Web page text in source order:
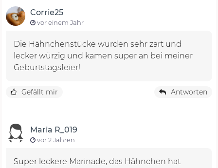
Corrie25
vor einem Jahr
Die Hähnchenstücke wurden sehr zart und
lecker würzig und kamen super an bei meiner
Geburtstagsfeier!
Gefällt mir Antworten
Maria R_019
vor 2 Jahren
Super leckere Marinade, das Hähnchen hat